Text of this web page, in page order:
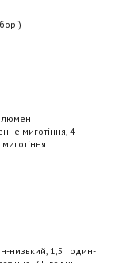
люмен
миготіння, 4
низький, 1,5 годин-